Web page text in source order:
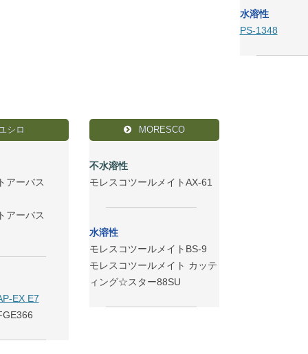
水溶性
PS-1348
シロ
アーバス
アーバス
EX E7
MORESCO
不水溶性
モレスコツールメイトAX-61
水溶性
モレスコツールメイトBS-9
モレスコツールメイト カッテ
ィング☆スター88SU